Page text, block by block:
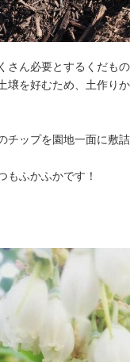
さん必要とするくだもの
壌を好むため、土作り
チップを園地一面に敷
もふかふかです！